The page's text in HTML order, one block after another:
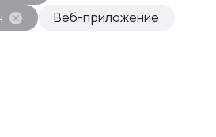
Веб-приложение